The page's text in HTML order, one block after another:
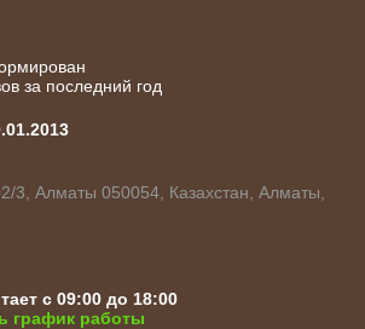
за последний год
3, Алматы 050054, Казахстан, Алматы,
с 09:00 до 18:00
график работы